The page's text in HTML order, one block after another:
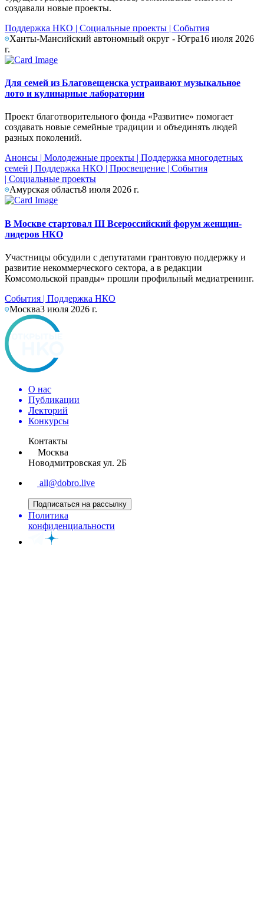
создавали новые проекты.
Поддержка НКО | Социальные проекты | События
Ханты-Мансийский автономный округ - Югра16 июля 2026
г.
Для семей из Благовещенска устраивают музыкальное
лото и кулинарные лаборатории
Проект благотворительного фонда «Развитие» помогает
создавать новые семейные традиции и объединять людей
разных поколений.
Анонсы | Молодежные проекты | Поддержка многодетных
семей | Поддержка НКО | Просвещение | События
| Социальные проекты
Амурская область8 июля 2026 г.
В Москве стартовал III Всероссийский форум женщин-
лидеров НКО
Участницы обсудили с депутатами грантовую поддержку и
развитие некоммерческого сектора, а в редакции
Комсомольской правды» прошли профильный медиатренинг.
События | Поддержка НКО
Москва3 июля 2026 г.
О нас
Публикации
Лекторий
Конкурсы
Контакты
Москва
Новодмитровская ул. 2Б
all@dobro.live
Подписаться на рассылку
Политика
конфиденциальности